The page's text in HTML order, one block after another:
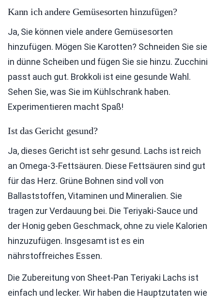
Kann ich andere Gemüsesorten hinzufügen?
Ja, Sie können viele andere Gemüsesorten
hinzufügen. Mögen Sie Karotten? Schneiden Sie sie
in dünne Scheiben und fügen Sie sie hinzu. Zucchini
passt auch gut. Brokkoli ist eine gesunde Wahl.
Sehen Sie, was Sie im Kühlschrank haben.
Experimentieren macht Spaß!
Ist das Gericht gesund?
Ja, dieses Gericht ist sehr gesund. Lachs ist reich
an Omega-3-Fettsäuren. Diese Fettsäuren sind gut
für das Herz. Grüne Bohnen sind voll von
Ballaststoffen, Vitaminen und Mineralien. Sie
tragen zur Verdauung bei. Die Teriyaki-Sauce und
der Honig geben Geschmack, ohne zu viele Kalorien
hinzuzufügen. Insgesamt ist es ein
nährstoffreiches Essen.
Die Zubereitung von Sheet-Pan Teriyaki Lachs ist
einfach und lecker. Wir haben die Hauptzutaten wie